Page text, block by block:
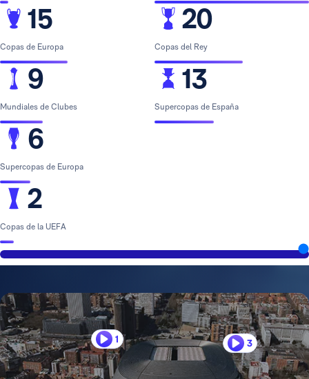
15
Copas de Europa
9
Mundiales de Clubes
6
Supercopas de Europa
2
Copas de la UEFA
20
Copas del Rey
13
Supercopas de España
1 3